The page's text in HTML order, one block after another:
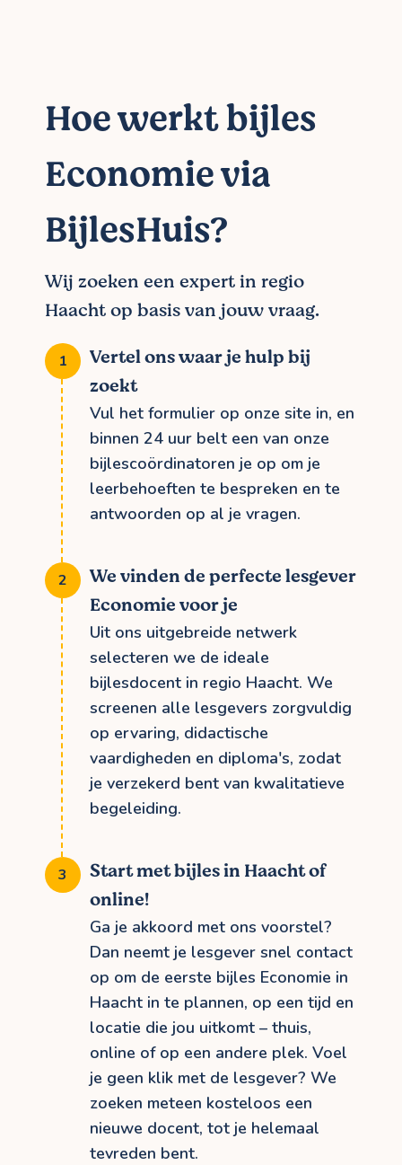
Hoe werkt bijles
Economie via
BijlesHuis?
Wij zoeken een expert in regio
Haacht op basis van jouw vraag.
Vertel ons waar je hulp bij
zoekt
Vul het formulier op onze site in, en
binnen 24 uur belt een van onze
bijlescoördinatoren je op om je
leerbehoeften te bespreken en te
antwoorden op al je vragen.
We vinden de perfecte lesgever
Economie voor je
Uit ons uitgebreide netwerk
selecteren we de ideale
bijlesdocent in regio Haacht. We
screenen alle lesgevers zorgvuldig
op ervaring, didactische
vaardigheden en diploma's, zodat
je verzekerd bent van kwalitatieve
begeleiding.
Start met bijles in Haacht of
online!
Ga je akkoord met ons voorstel?
Dan neemt je lesgever snel contact
op om de eerste bijles Economie in
Haacht in te plannen, op een tijd en
locatie die jou uitkomt – thuis,
online of op een andere plek. Voel
je geen klik met de lesgever? We
zoeken meteen kosteloos een
nieuwe docent, tot je helemaal
tevreden bent.